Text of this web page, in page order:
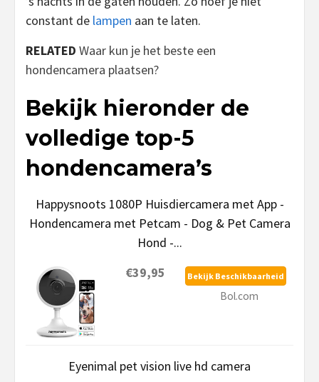
constant de lampen aan te laten.
RELATED Waar kun je het beste een
hondencamera plaatsen?
Bekijk hieronder de
volledige top-5
hondencamera’s
Happysnoots 1080P Huisdiercamera met App -
Hondencamera met Petcam - Dog & Pet Camera
Hond -...
€39,95
Bekijk Beschikbaarheid
Bol.com
Eyenimal pet vision live hd camera